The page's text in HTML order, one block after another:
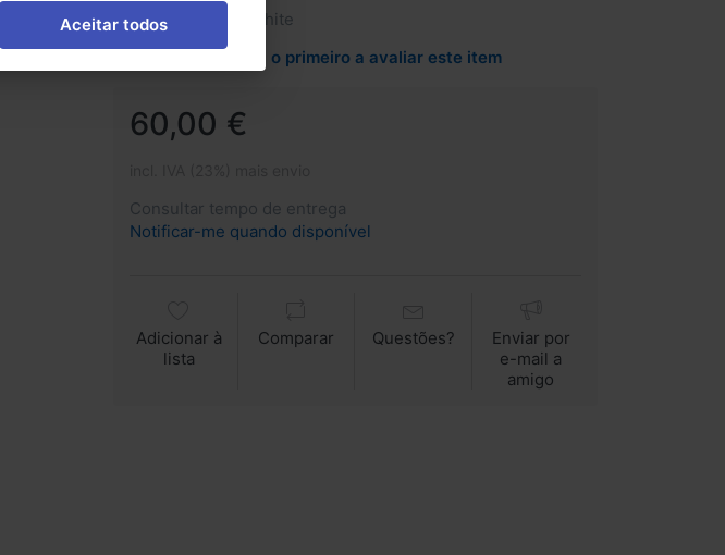
JBL Tune 520 BT White
Seja o primeiro a avaliar este item
60,00 €
Consultar tempo de entrega
Notificar-me quando disponível
Adicionar à
lista
Comparar Questões?
Enviar por
e-mail a
amigo
Aceitar todos